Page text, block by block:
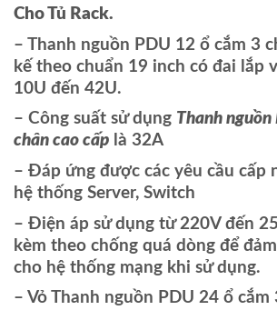
Cho Tủ Rack.
– Thanh nguồn PDU 12 ổ cắm 3
kế theo chuẩn 19 inch có đai lắp
10U đến 42U.
– Công suất sử dụng Thanh nguồn
chân cao cấp là 32A
– Đáp ứng được các yêu cầu cấp
hệ thống Server, Switch
– Điện áp sử dụng từ 220V đến
kèm theo chống quá dòng để
cho hệ thống mạng khi sử dụng.
– Vỏ Thanh nguồn PDU 24 ổ